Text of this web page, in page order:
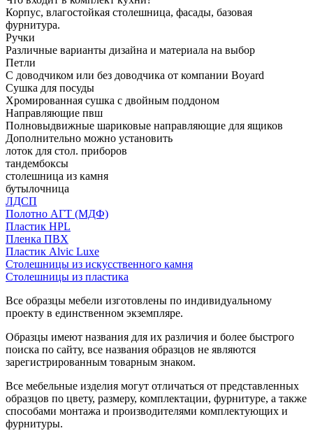
Корпус, влагостойкая столешница, фасады, базовая
фурнитура.
Ручки
Различные варианты дизайна и материала на выбор
Петли
С доводчиком или без доводчика от компании Boyard
Сушка для посуды
Хромированная сушка с двойным поддоном
Направляющие пвш
Полновыдвижные шариковые направляющие для ящиков
Дополнительно можно установить
лоток для стол. приборов
тандембоксы
столешница из камня
бутылочница
ЛДСП
Полотно АГТ (МДФ)
Пластик HPL
Пленка ПВХ
Пластик Alvic Luxe
Столешницы из искусственного камня
Столешницы из пластика
Все образцы мебели изготовлены по индивидуальному
проекту в единственном экземпляре.
Образцы имеют названия для их различия и более быстрого
поиска по сайту, все названия образцов не являются
зарегистрированным товарным знаком.
Все мебельные изделия могут отличаться от представленных
образцов по цвету, размеру, комплектации, фурнитуре, а также
способами монтажа и производителями комплектующих и
фурнитуры.